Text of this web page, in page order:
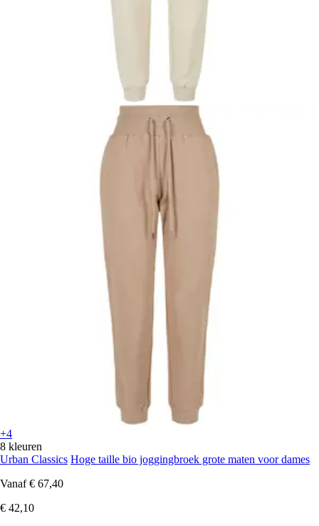
+4
8 kleuren
Urban Classics Hoge taille bio joggingbroek grote maten voor dames
Vanaf € 67,40
€ 42,10